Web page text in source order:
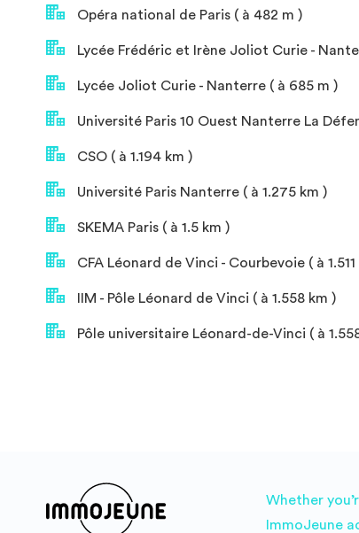
Opéra national de Paris ( à 482 m )
Lycée Frédéric et Irène Joliot Curie -
Lycée Joliot Curie - Nanterre ( à 685 m )
Université Paris 10 Ouest Nanterre La
CSO ( à 1.194 km )
Université Paris Nanterre ( à 1.275 km )
SKEMA Paris ( à 1.5 km )
CFA Léonard de Vinci - Courbevoie ( à 1.511
IIM - Pôle Léonard de Vinci ( à 1.558 km )
Pôle universitaire Léonard-de-Vinci ( à
Whether
ImmoJeune